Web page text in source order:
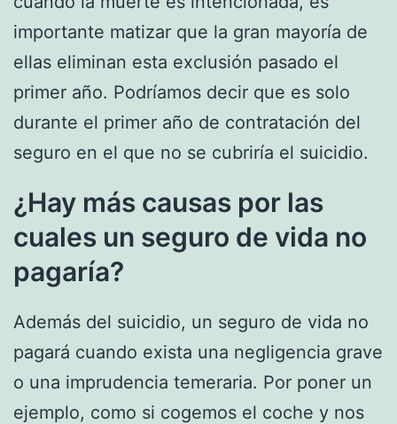
importante matizar que la gran mayoría de
ellas eliminan esta exclusión pasado el
primer año. Podríamos decir que es solo
durante el primer año de contratación del
seguro en el que no se cubriría el suicidio.
¿Hay más causas por las
cuales un seguro de vida no
pagaría?
Además del suicidio, un seguro de vida no
pagará cuando exista una negligencia grave
o una imprudencia temeraria. Por poner un
ejemplo, como si cogemos el coche y nos